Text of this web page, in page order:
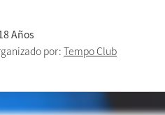
Años
por:Tempo Club